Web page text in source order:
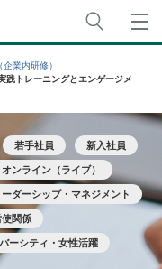
本生産性本部
業内研修）
践トレーニングとエンゲージメ
若手社員 新入社員
オンライン（ライブ）
ーダーシップ・マネジメント
関係
ーシティ・女性活躍